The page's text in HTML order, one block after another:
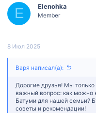
E Elenohka
Member
8 Июл 2025
Варя написал(а):
Дорогие друзья! Мы только
важный вопрос: как можно
Батуми для нашей семьи?
советы и рекомендации!